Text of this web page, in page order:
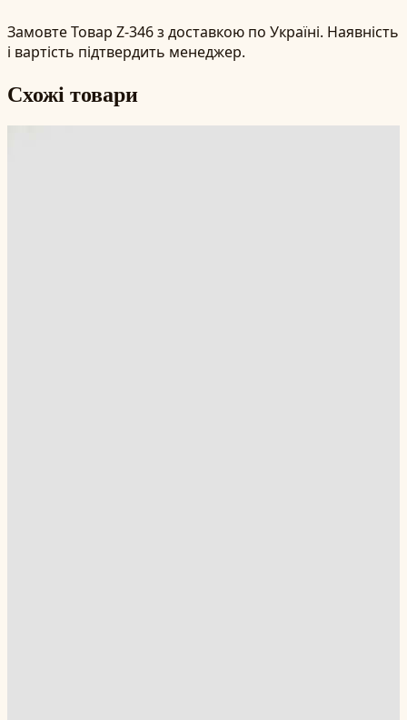
Замовте Товар Z-346 з доставкою по Україні. Наявність
і вартість підтвердить менеджер.
Схожі товари